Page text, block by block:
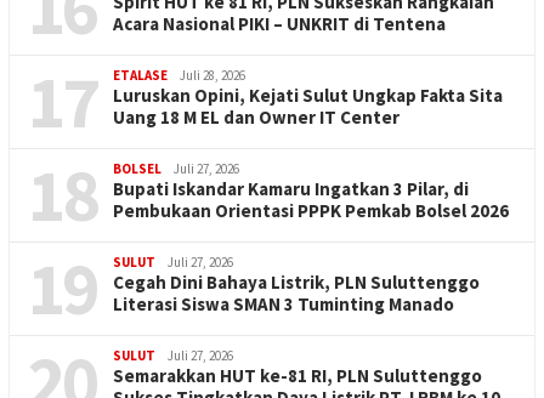
Acara Nasional PIKI – UNKRIT di Tentena
17 ETALASE Juli 28, 2026
Luruskan Opini, Kejati Sulut Ungkap Fakta Sita
Uang 18 M EL dan Owner IT Center
18 BOLSEL Juli 27, 2026
Bupati Iskandar Kamaru Ingatkan 3 Pilar, di
Pembukaan Orientasi PPPK Pemkab Bolsel 2026
19 SULUT Juli 27, 2026
Cegah Dini Bahaya Listrik, PLN Suluttenggo
Literasi Siswa SMAN 3 Tuminting Manado
SULUT Juli 27, 2026
Semarakkan HUT ke-81 RI, PLN Suluttenggo